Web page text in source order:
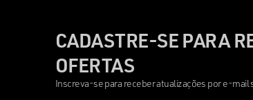
CADASTRE-SE PARA
OFERTAS
Inscreva-se para receber atualizações por e-mail